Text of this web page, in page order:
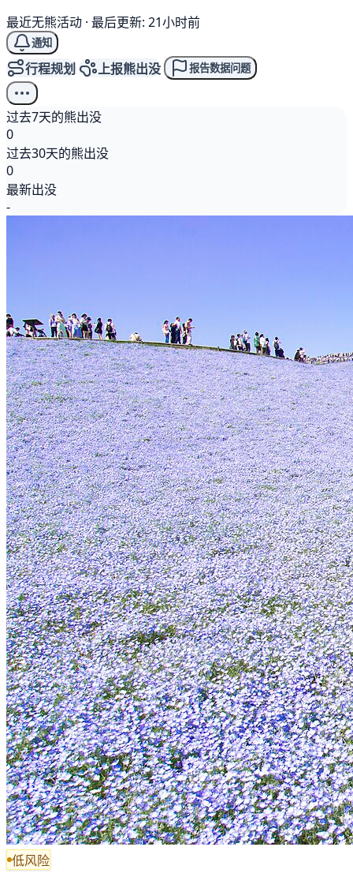
最近无熊活动 · 最后更新: 21小时前
通知
行程规划 上报熊出没 报告数据问题
过去7天的熊出没
0
过去30天的熊出没
0
最新出没
-
低风险